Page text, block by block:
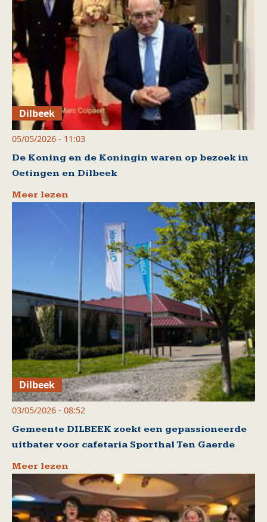
Dilbeek
05/05/2026 - 11:03
De Koning en de Koningin waren op bezoek in
Oetingen en Dilbeek
Meer lezen
Dilbeek
03/05/2026 - 08:52
Gemeente DILBEEK zoekt een gepassioneerde
uitbater voor cafetaria Sporthal Ten Gaerde
Meer lezen